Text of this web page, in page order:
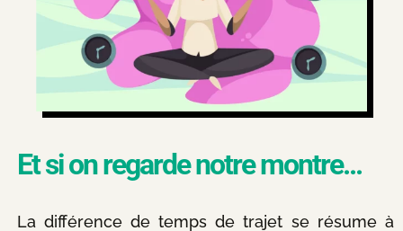
Et si on regarde notre montre...
La différence de temps de trajet se résume à